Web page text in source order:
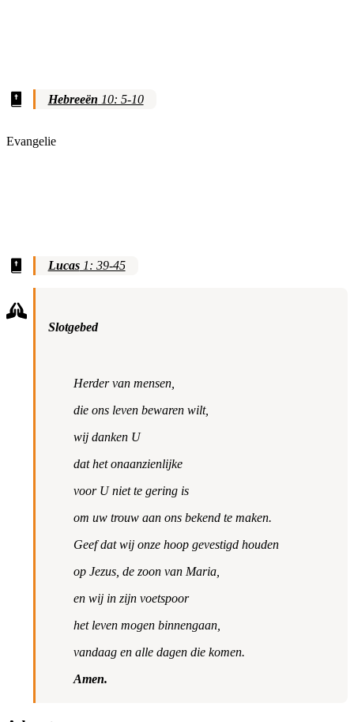
Hebreeën 10: 5-10
Evangelie
Lucas1: 39-45
Slotgebed
Herder van mensen,
die ons leven bewaren wilt,
wij danken U
dat het onaanzienlijke
voor U niet te gering is
om uw trouw aan ons bekend te maken.
Geef dat wij onze hoop gevestigd houden
op Jezus, de zoon van Maria,
en wij in zijn voetspoor
het leven mogen binnengaan,
vandaag en alle dagen die komen.
Amen.